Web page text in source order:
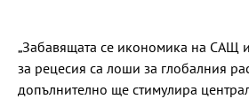
„Забавящата се икономика на САЩ
за рецесия са лоши за глобалния
допълнително ще стимулира